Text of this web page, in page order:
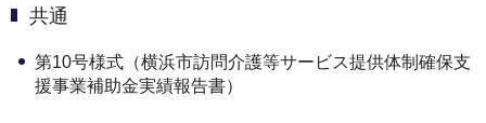
共通
第10号様式（横浜市訪問介護等サービス提供体制確保⽀
援事業補助⾦実績報告書）